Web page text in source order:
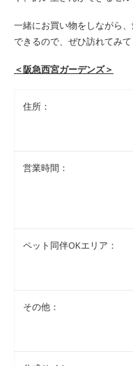
一緒にお買い物をしながら
できるので、ぜひ訪れてみて
＜阪急西宮ガーデンズ＞
住所：
営業時間：
ペット同伴OKエリア：
その他：